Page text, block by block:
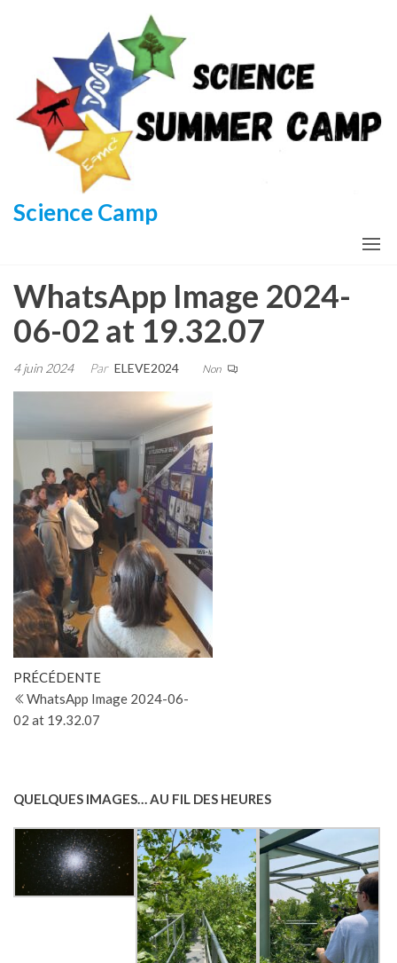
Science Camp
WhatsApp Image 2024-
06-02 at 19.32.07
4 juin 2024 Par ELEVE2024 Non
Navigation
de
Article
précédent
PRÉCÉDENTE
WhatsApp Image 2024-06-
02 at 19.32.07
QUELQUES IMAGES… AU FIL DES HEURES